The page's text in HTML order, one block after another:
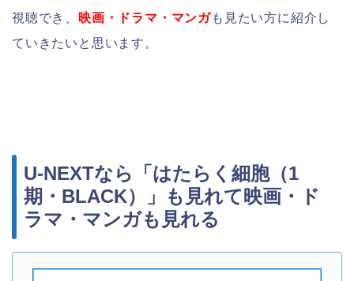
視聴でき、
映画・ドラマ・マンガも見たい方に紹介し
ていきたいと思います。
U-NEXTなら「はたらく細胞（1
期・BLACK）」も見れて映画・ド
ラマ・マンガも見れる